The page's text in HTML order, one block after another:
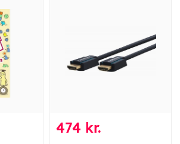
474 kr.